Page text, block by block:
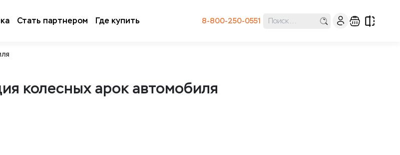
Стать партнером Где купить 8-800-250-0551
колесных арок автомобиля